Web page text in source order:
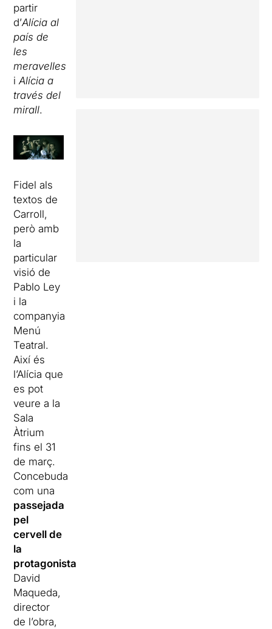
partir
d’Alícia al
país de
les
meravelles
iAlícia a
través del
mirall.
Fidel als
textos de
Carroll,
però amb
la
particular
visió de
Pablo Ley
i la
companyia
Menú
Teatral.
Així és
l’Alícia que
es pot
veure a la
Sala
Àtrium
fins el 31
de març.
Concebuda
com una
passejada
pel
cervell de
la
protagonista
David
Maqueda,
director
de l’obra,